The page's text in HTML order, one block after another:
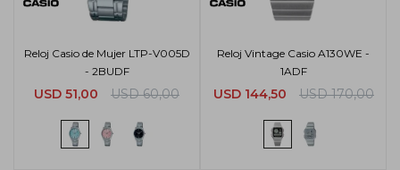
Reloj Casio de Mujer LTP-V005D
- 2BUDF
USD 51,00 USD 60,00
Reloj Vintage Casio A130WE -
1ADF
USD 144,50 USD 170,00